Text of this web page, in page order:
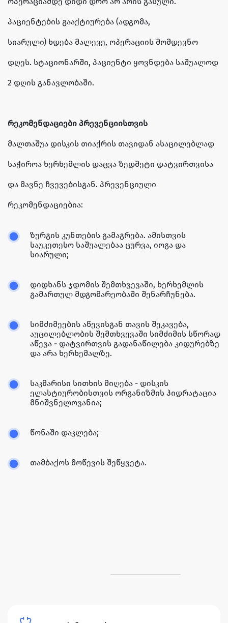
პაციენტების გააქტიურება (ადგომა,
სიარული) ხდება მალევე, ოპერაციის მომდევნო
დღეს. სტაციონარში, პაციენტი ყოვნდება საშუალოდ
2 დღის განავლობაში.
რეკომენდაციები პრევენციისთვის
მალთაშუა დისკის თიაქრის თავიდან ასაცილებლად
საჭიროა ხერხემლის დაცვა ზედმეტი დატვირთვისა
და მავნე ჩვევებისგან. პრევენციული
რეკომენდაციებია:
ზურგის კუნთების გამაგრება. ამისთვის
საუკეთესო საშუალებაა ცურვა, იოგა და
სიარული;
დიდხანს ჯდომის შემთხვევაში, ხერხემლის
გამართულ მდგომარეობაში შენარჩუნება.
სიმძიმეების აწევისგან თავის შეკავება,
აუცილებლობის შემთხვევაში სიმძიმის სწორად
აწევა - დატვირთვის გადანაწილება კიდურებზე
და არა ხერხემალზე.
საკმარისი სითხის მიღება - დისკის
ელასტიურობისთვის ორგანიზმის ჰიდრატაცია
მნიშვნელოვანია;
წონაში დაკლება;
თამბაქოს მოწევის შეწყვეტა.